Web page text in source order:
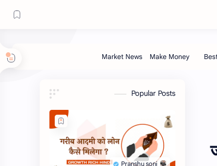
Popular Posts